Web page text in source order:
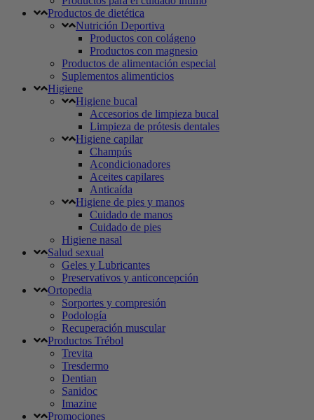
Productos de dietética
Nutrición Deportiva
Productos con colágeno
Productos con magnesio
Productos de alimentación especial
Suplementos alimenticios
Higiene
Higiene bucal
Accesorios de limpieza bucal
Limpieza de prótesis dentales
Higiene capilar
Champús
Acondicionadores
Aceites capilares
Anticaída
Higiene de pies y manos
Cuidado de manos
Cuidado de pies
Higiene nasal
Salud sexual
Geles y Lubricantes
Preservativos y anticoncepción
Ortopedia
Sorportes y compresión
Podología
Recuperación muscular
Productos Trébol
Trevita
Tresdermo
Dentian
Sanidoc
Imazine
Promociones